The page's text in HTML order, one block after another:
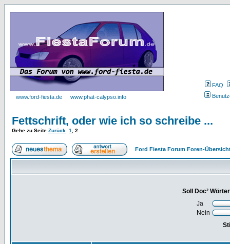
www.ford-fiesta.de www.phat-calypso.info
FAQ
Fettschrift, oder wie ich so schreibe ...
Gehe zu Seite Zurück 1 2
Ford Fiesta Forum Foren-
Soll Doc²
Ja
Nein